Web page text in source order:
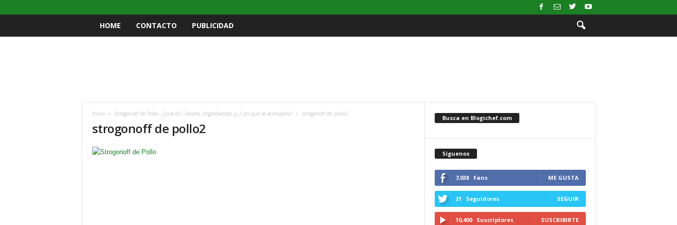
HOME CONTACTO PUBLICIDAD
Inicio Strogonoff de Pollo: ¿Qué es?, Receta, Ingredientes y ¿Con qué se acompaña? strogonoff de pollo2
strogonoff de pollo2
Busca en Blogichef.com
Síguenos
7,038 Fans ME GUSTA
21 Seguidores SEGUIR
10,400 Suscriptores SUSCRIBIRTE